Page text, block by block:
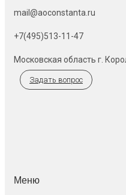
mail@aoconstanta.ru
+7(495)513-11-47
Московская область г.
Задать вопрос
Меню